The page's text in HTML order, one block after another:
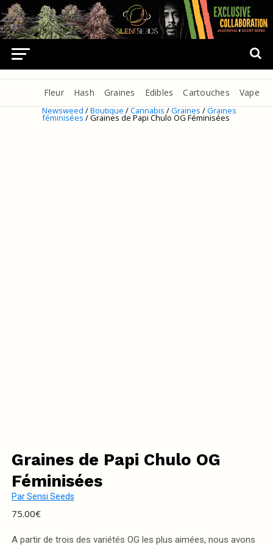
Fleur Hash Graines Edibles Cartouches Vape
Newsweed/Boutique/Cannabis/Graines/Graines
féminisées / Graines de Papi Chulo OG Féminisées
Graines de Papi Chulo OG
Féminisées
ParSensi Seeds
75.00€
A partir de trois des variétés OG les plus aimées, nous avons